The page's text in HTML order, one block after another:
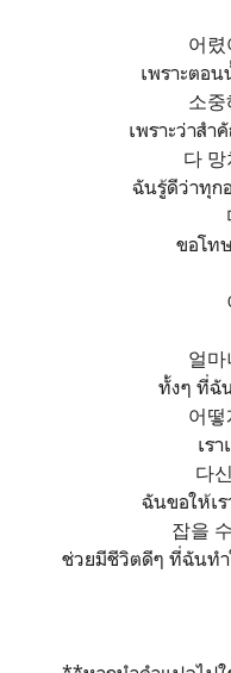
어렸
เพราะตอน
소중
เพราะว่าสำ
다
ฉันรู้ดีว่าทุก
ขอโท
얼마
ทั้งๆ ที่ฉั
어떻
เร
다
ฉันขอให้เร
잡을
ช่วยมีชีวิตดีๆ ที่ฉันทำ